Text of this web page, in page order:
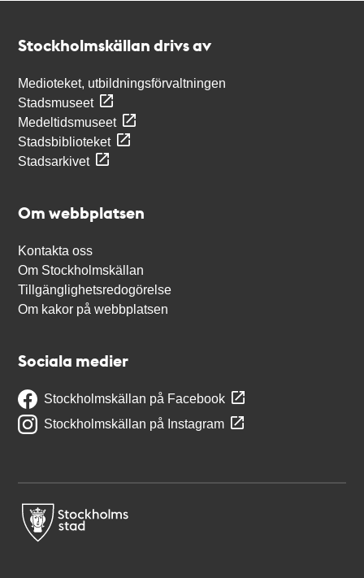
Stockholmskällan drivs av
Medioteket, utbildningsförvaltningen
Stadsmuseet
Medeltidsmuseet
Stadsbiblioteket
Stadsarkivet
Om webbplatsen
Kontakta oss
Om Stockholmskällan
Tillgänglighetsredogörelse
Om kakor på webbplatsen
Sociala medier
Stockholmskällan på Facebook
Stockholmskällan på Instagram